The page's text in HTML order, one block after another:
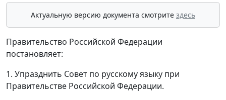
Актуальную версию документа смотрите здесь
Правительство Российской Федерации
постановляет:
1. Упразднить Совет по русскому языку при
Правительстве Российской Федерации.